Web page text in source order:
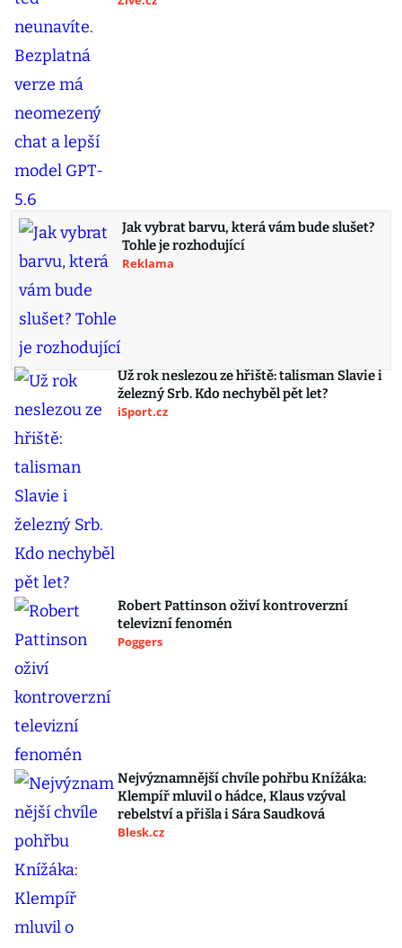
Jak vybrat barvu, která vám bude slušet?
Tohle je rozhodující
Reklama
Už rok neslezou ze hřiště: talisman Slavie i
železný Srb. Kdo nechyběl pět let?
iSport.cz
Robert Pattinson oživí kontroverzní
televizní fenomén
Poggers
Nejvýznamnější chvíle pohřbu Knížáka:
Klempíř mluvil o hádce, Klaus vzýval
rebelství a přišla i Sára Saudková
Blesk.cz